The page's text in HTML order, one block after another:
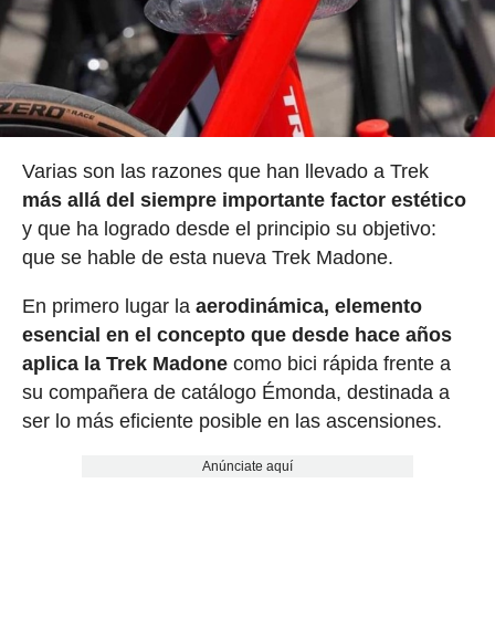
Varias son las razones que han llevado a Trek
más allá del siempre importante factor estético
y que ha logrado desde el principio su objetivo:
que se hable de esta nueva Trek Madone.
En primero lugar la aerodinámica, elemento
esencial en el concepto que desde hace años
aplica la Trek Madonecomo bici rápida frente a
su compañera de catálogo Émonda, destinada a
ser lo más eficiente posible en las ascensiones.
Anúnciate aquí